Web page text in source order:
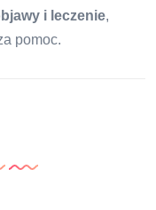
i leczenie,
pomoc.